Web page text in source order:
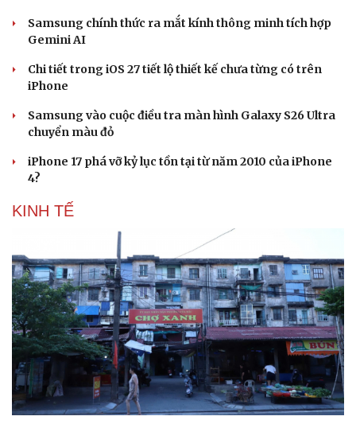
Sức khỏe
Dinh dưỡng - món ngon
Cây thuốc
Sản phụ khoa
Đời sống
Nhà đẹp
Blog
Tình yêu - Gia đình
Samsung chính thức ra mắt kính thông minh tích hợp
Gemini AI
Chi tiết trong iOS 27 tiết lộ thiết kế chưa từng có trên
iPhone
Samsung vào cuộc điều tra màn hình Galaxy S26 Ultra
chuyển màu đỏ
iPhone 17 phá vỡ kỷ lục tồn tại từ năm 2010 của iPhone
4?
KINH TẾ